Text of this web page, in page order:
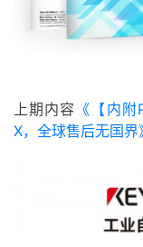
上期内容 《 【内
X，全球售后无国界